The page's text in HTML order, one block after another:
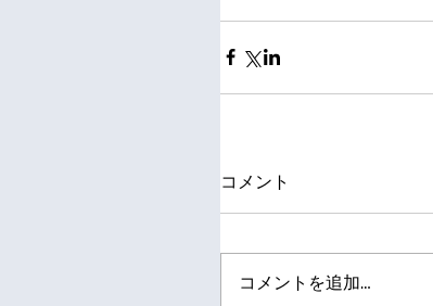
コメント
コメントを追加…